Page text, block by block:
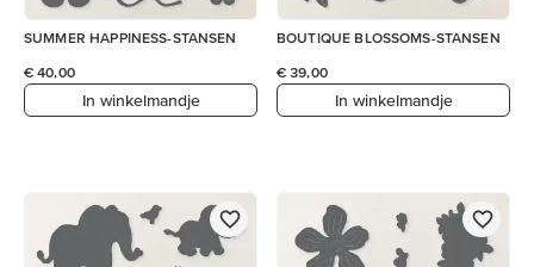
SUMMER HAPPINESS-STANSEN
€ 40,00
In winkelmandje
BOUTIQUE BLOSSOMS-STANSEN
€ 39,00
In winkelmandje